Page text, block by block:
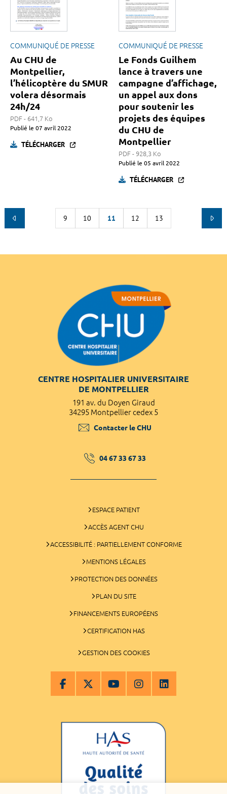
COMMUNIQUÉ DE PRESSE
Au CHU de
Montpellier,
l’hélicoptère du SMUR
volera désormais
24h/24
PDF - 641,7 Ko
Publié le 07 avril 2022
TÉLÉCHARGER
COMMUNIQUÉ DE PRESSE
Le Fonds Guilhem
lance à travers une
campagne d’affichage,
un appel aux dons
pour soutenir les
projets des équipes
du CHU de
Montpellier
PDF - 928,3 Ko
Publié le 05 avril 2022
TÉLÉCHARGER
9 10 11 12 13
CENTRE HOSPITALIER UNIVERSITAIRE
DE MONTPELLIER
191 av. du Doyen Giraud
34295 Montpellier cedex 5
Contacter le CHU
04 67 33 67 33
ESPACE PATIENT
ACCÈS AGENT CHU
ACCESSIBILITÉ : PARTIELLEMENT CONFORME
MENTIONS LÉGALES
PROTECTION DES DONNÉES
PLAN DU SITE
FINANCEMENTS EUROPÉENS
CERTIFICATION HAS
GESTION DES COOKIES